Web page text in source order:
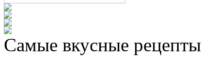
Самые вкусные рецепты